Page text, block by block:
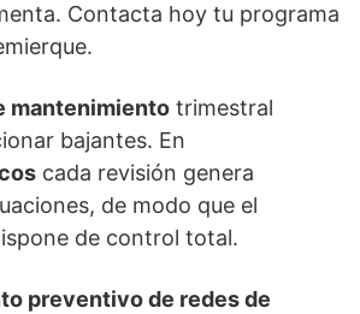
Contacta hoy tu programa
mantenimiento trimestral
bajantes. En
cada revisión genera
de modo que el
de control total.
preventivo de redes de